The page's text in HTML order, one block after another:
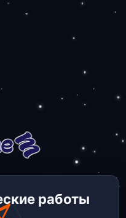
работы